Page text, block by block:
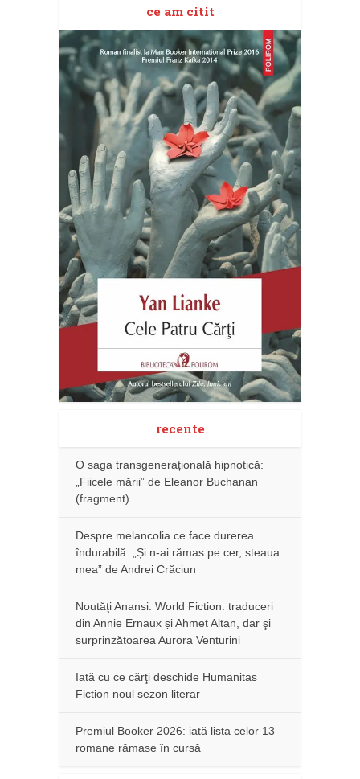
ce am citit
recente
O saga transgenerațională hipnotică:
„Fiicele mării” de Eleanor Buchanan
(fragment)
Despre melancolia ce face durerea
îndurabilă: „Și n-ai rămas pe cer, steaua
mea” de Andrei Crăciun
Noutăţi Anansi. World Fiction: traduceri
din Annie Ernaux și Ahmet Altan, dar şi
surprinzătoarea Aurora Venturini
Iată cu ce cărţi deschide Humanitas
Fiction noul sezon literar
Premiul Booker 2026: iată lista celor 13
romane rămase în cursă